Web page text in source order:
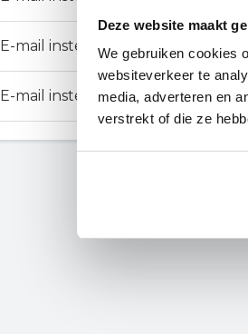
Deze website maakt
We gebruiken cookies
websiteverkeer te
media, adverteren en
verstrekt of die ze
E-mail instellen in oude versie
E-mail instellen in eM Client